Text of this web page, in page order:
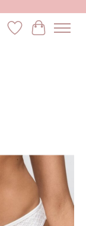
Verlanglijst